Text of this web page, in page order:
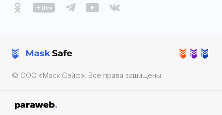
© ООО «Маск Cэйф». Все права защищены.